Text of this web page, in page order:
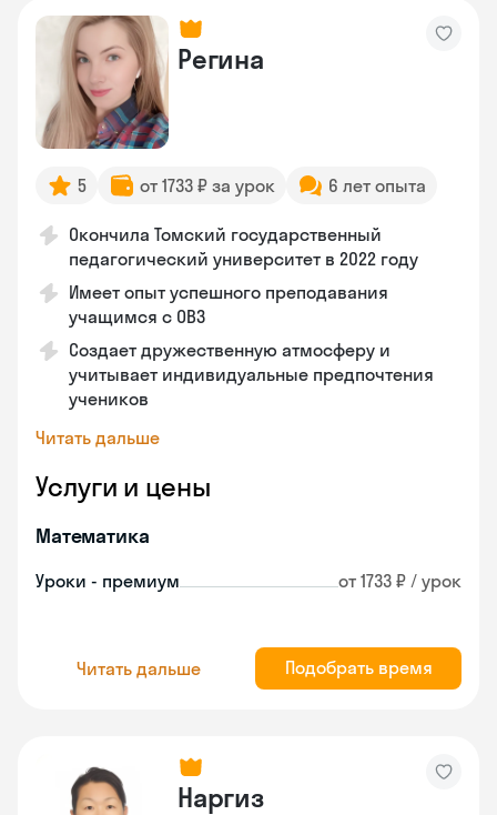
Регина
5 от 1733 ₽ за урок 6 лет опыта
Окончила Томский государственный
педагогический университет в 2022 году
Имеет опыт успешного преподавания
учащимся с ОВЗ
Создает дружественную атмосферу и
учитывает индивидуальные предпочтения
учеников
Читать дальше
Услуги и цены
Математика
Уроки - премиум от 1733 ₽ / урок
Читать дальше Подобрать время
Наргиз